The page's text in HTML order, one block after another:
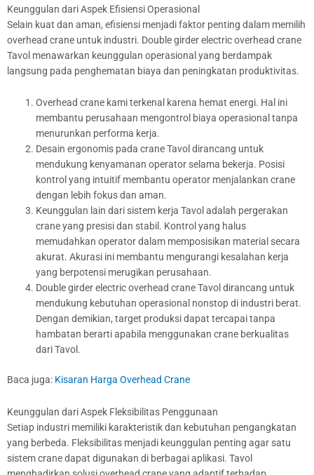
Keunggulan dari Aspek Efisiensi Operasional
Selain kuat dan aman, efisiensi menjadi faktor penting dalam memilih
overhead crane untuk industri. Double girder electric overhead crane
Tavol menawarkan keunggulan operasional yang berdampak
langsung pada penghematan biaya dan peningkatan produktivitas.
Overhead crane kami terkenal karena hemat energi. Hal ini
membantu perusahaan mengontrol biaya operasional tanpa
menurunkan performa kerja.
Desain ergonomis pada crane Tavol dirancang untuk
mendukung kenyamanan operator selama bekerja. Posisi
kontrol yang intuitif membantu operator menjalankan crane
dengan lebih fokus dan aman.
Keunggulan lain dari sistem kerja Tavol adalah pergerakan
crane yang presisi dan stabil. Kontrol yang halus
memudahkan operator dalam memposisikan material secara
akurat. Akurasi ini membantu mengurangi kesalahan kerja
yang berpotensi merugikan perusahaan.
Double girder electric overhead crane Tavol dirancang untuk
mendukung kebutuhan operasional nonstop di industri berat.
Dengan demikian, target produksi dapat tercapai tanpa
hambatan berarti apabila menggunakan crane berkualitas
dari Tavol.
Baca juga: Kisaran Harga Overhead Crane
Keunggulan dari Aspek Fleksibilitas Penggunaan
Setiap industri memiliki karakteristik dan kebutuhan pengangkatan
yang berbeda. Fleksibilitas menjadi keunggulan penting agar satu
sistem crane dapat digunakan di berbagai aplikasi. Tavol